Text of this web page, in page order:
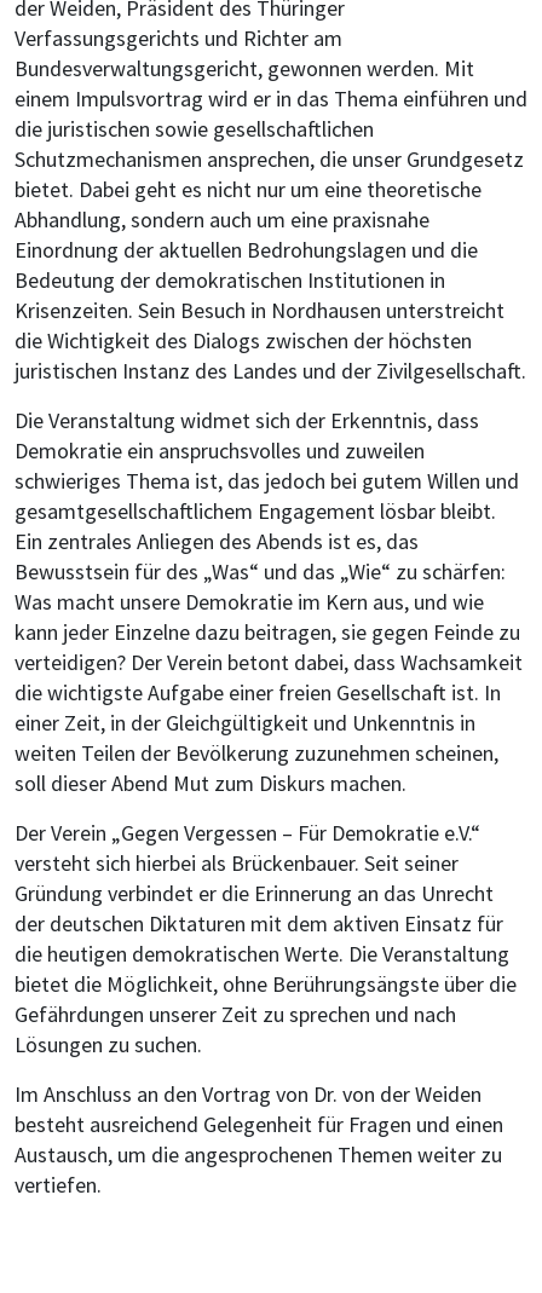
der Weiden, Präsident des Thüringer
Verfassungsgerichts und Richter am
Bundesverwaltungsgericht, gewonnen werden. Mit
einem Impulsvortrag wird er in das Thema einführen und
die juristischen sowie gesellschaftlichen
Schutzmechanismen ansprechen, die unser Grundgesetz
bietet. Dabei geht es nicht nur um eine theoretische
Abhandlung, sondern auch um eine praxisnahe
Einordnung der aktuellen Bedrohungslagen und die
Bedeutung der demokratischen Institutionen in
Krisenzeiten. Sein Besuch in Nordhausen unterstreicht
die Wichtigkeit des Dialogs zwischen der höchsten
juristischen Instanz des Landes und der Zivilgesellschaft.
Die Veranstaltung widmet sich der Erkenntnis, dass
Demokratie ein anspruchsvolles und zuweilen
schwieriges Thema ist, das jedoch bei gutem Willen und
gesamtgesellschaftlichem Engagement lösbar bleibt.
Ein zentrales Anliegen des Abends ist es, das
Bewusstsein für des „Was“ und das „Wie“ zu schärfen:
Was macht unsere Demokratie im Kern aus, und wie
kann jeder Einzelne dazu beitragen, sie gegen Feinde zu
verteidigen? Der Verein betont dabei, dass Wachsamkeit
die wichtigste Aufgabe einer freien Gesellschaft ist. In
einer Zeit, in der Gleichgültigkeit und Unkenntnis in
weiten Teilen der Bevölkerung zuzunehmen scheinen,
soll dieser Abend Mut zum Diskurs machen.
Der Verein „Gegen Vergessen – Für Demokratie e.V.“
versteht sich hierbei als Brückenbauer. Seit seiner
Gründung verbindet er die Erinnerung an das Unrecht
der deutschen Diktaturen mit dem aktiven Einsatz für
die heutigen demokratischen Werte. Die Veranstaltung
bietet die Möglichkeit, ohne Berührungsängste über die
Gefährdungen unserer Zeit zu sprechen und nach
Lösungen zu suchen.
Im Anschluss an den Vortrag von Dr. von der Weiden
besteht ausreichend Gelegenheit für Fragen und einen
Austausch, um die angesprochenen Themen weiter zu
vertiefen.